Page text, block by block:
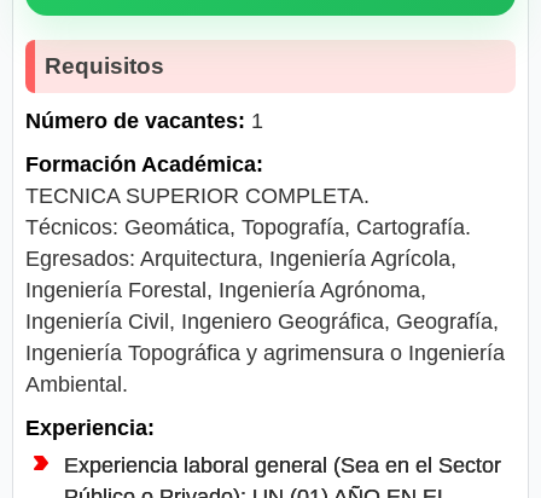
Requisitos
Número de vacantes: 1
Formación Académica:
TECNICA SUPERIOR COMPLETA.
Técnicos: Geomática, Topografía, Cartografía.
Egresados: Arquitectura, Ingeniería Agrícola,
Ingeniería Forestal, Ingeniería Agrónoma,
Ingeniería Civil, Ingeniero Geográfica, Geografía,
Ingeniería Topográfica y agrimensura o Ingeniería
Ambiental.
Experiencia:
Experiencia laboral general (Sea en el Sector